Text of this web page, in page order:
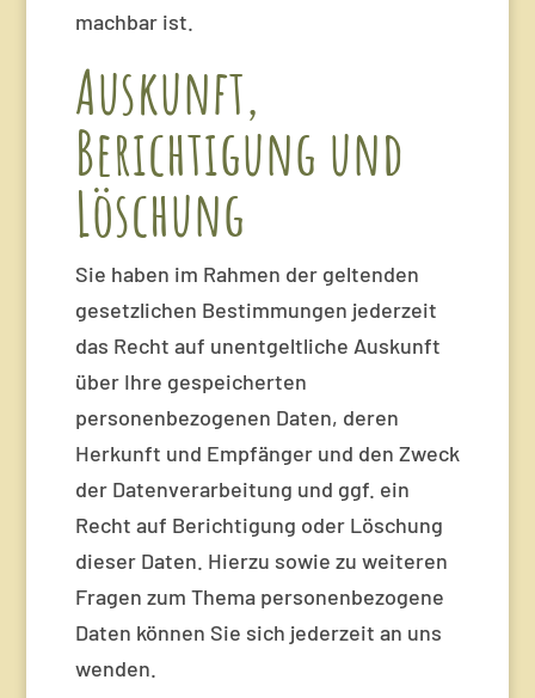
machbar ist.
Auskunft,
Berichtigung und
Löschung
Sie haben im Rahmen der geltenden
gesetzlichen Bestimmungen jederzeit
das Recht auf unentgeltliche Auskunft
über Ihre gespeicherten
personenbezogenen Daten, deren
Herkunft und Empfänger und den Zweck
der Datenverarbeitung und ggf. ein
Recht auf Berichtigung oder Löschung
dieser Daten. Hierzu sowie zu weiteren
Fragen zum Thema personenbezogene
Daten können Sie sich jederzeit an uns
wenden.